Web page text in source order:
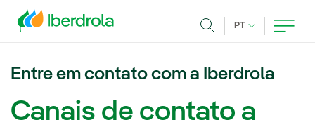
PT IDIOMA ATUAL,
Entre em contato com a Iberdrola
Canais de contato a